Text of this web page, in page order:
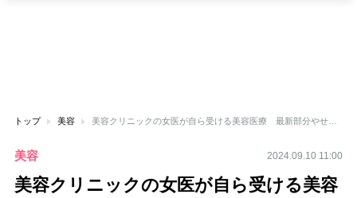
トップ 美容 美容クリニックの女医が自ら受ける美容医療 最新部分やせマシン「クールスカルプティング」で太もも7cm減！【湘南美容クリニック 六本木院】
美容 2024.09.10 11:00
美容クリニックの女医が自ら受ける美容